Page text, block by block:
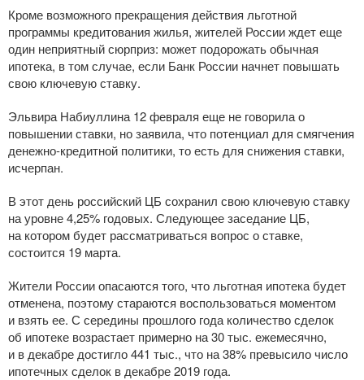
Кроме возможного прекращения действия льготной
программы кредитования жилья, жителей России ждет еще
один неприятный сюрприз: может подорожать обычная
ипотека, в том случае, если Банк России начнет повышать
свою ключевую ставку.
Эльвира Набиуллина 12 февраля еще не говорила о
повышении ставки, но заявила, что потенциал для смягчения
денежно-кредитной политики, то есть для снижения ставки,
исчерпан.
В этот день российский ЦБ сохранил свою ключевую ставку
на уровне 4,25% годовых. Следующее заседание ЦБ,
на котором будет рассматриваться вопрос о ставке,
состоится 19 марта.
Жители России опасаются того, что льготная ипотека будет
отменена, поэтому стараются воспользоваться моментом
и взять ее. С середины прошлого года количество сделок
об ипотеке возрастает примерно на 30 тыс. ежемесячно,
и в декабре достигло 441 тыс., что на 38% превысило число
ипотечных сделок в декабре 2019 года.